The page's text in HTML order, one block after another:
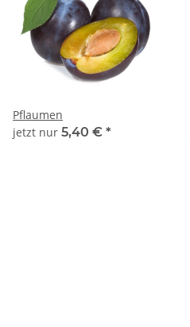
Pflaumen
jetzt nur 5,40 € *